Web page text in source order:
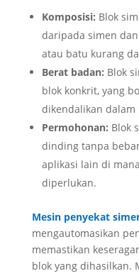
Komposisi: Blok
daripada simen
atau batu kurang
Berat badan: Blok
blok konkrit, yang
dikendalikan
Permohonan: Blok
dinding tanpa
aplikasi lain di
diperlukan.
Mesin penyekat
mengautomasikan
memastikan
blok yang dihasilkan.